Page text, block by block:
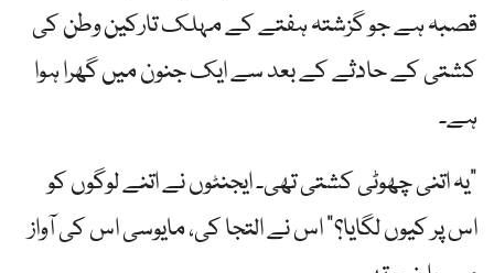
قصبہ ہے جو گزشتہ ہفتے کے مہلک تارکین وطن کی
کشتی کے حادثے کے بعد سے ایک جنون میں گھرا ہوا
ہے۔
"یہ اتنی چھوٹی کشتی تھی۔ ایجنٹوں نے اتنے لوگوں کو
اس پر کیوں لگایا؟” اس نے التجا کی، مایوسی اس کی آواز